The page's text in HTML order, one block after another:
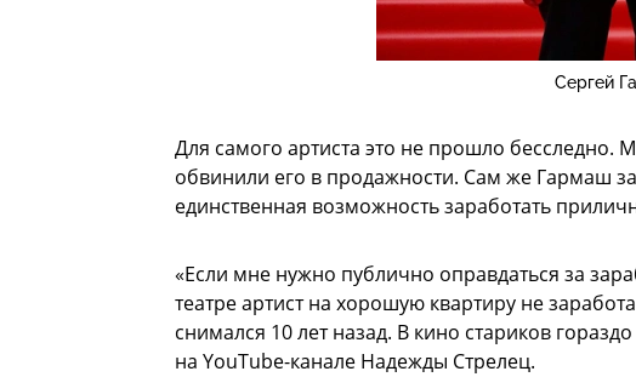
Сергей
Для самого артиста это не прошло бесследно.
обвинили его в продажности. Сам же Гармаш
единственная возможность заработать
«Если мне нужно публично оправдаться за
театре артист на хорошую квартиру не
снимался 10 лет назад. В кино стариков
на YouTube-канале Надежды Стрелец.